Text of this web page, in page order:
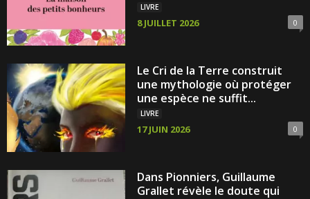
LIVRE
8 JUILLET 2026 0
Le Cri de la Terre construit
une mythologie où protéger
une espèce ne suffit...
LIVRE
17 JUIN 2026 0
Dans Pionniers, Guillaume
Grallet révèle le doute qui